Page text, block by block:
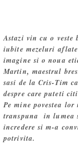
Astazi vin cu o
iubite mezeluri
imagine si o noua
Martin, maestrul
sasi de la Cris-Tim
despre care puteti
Pe mine povestea
transpuna in lumea
incredere si m-a
potrivita.